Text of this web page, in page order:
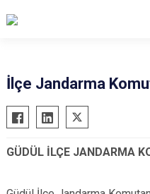
Akyurt
Altındağ
Ayaş
İlçe Jandarma
GÜDÜL İLÇE JANDARMA